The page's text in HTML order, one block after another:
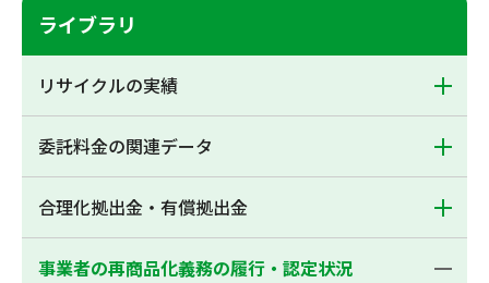
ライブラリ
リサイクルの実績
委託料金の関連データ
合理化拠出金・有償拠出金
事業者の再商品化義務の履行・認定状況